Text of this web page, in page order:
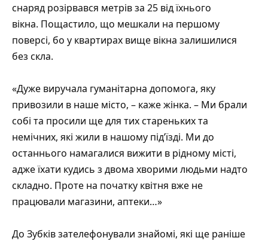
снаряд розірвався метрів за 25 від їхнього
вікна. Пощастило, що мешкали на першому
поверсі, бо у квартирах вище вікна залишилися
без скла.
«Дуже виручала гуманітарна допомога, яку
привозили в наше місто, – каже жінка. – Ми брали
собі та просили ще для тих стареньких та
немічних, які жили в нашому під’їзді. Ми до
останнього намагалися вижити в рідному місті,
адже їхати кудись з двома хворими людьми надто
складно. Проте на початку квітня вже не
працювали магазини, аптеки…»
До Зубків зателефонували знайомі, які ще раніше